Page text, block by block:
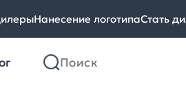
Нанесение логотипаСтать